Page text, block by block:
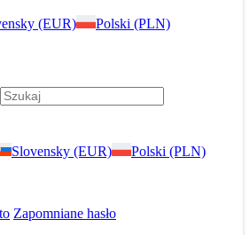
(EUR)
Polski (PLN)
Slovensky (EUR) Polski (PLN)
Zapomniane hasło